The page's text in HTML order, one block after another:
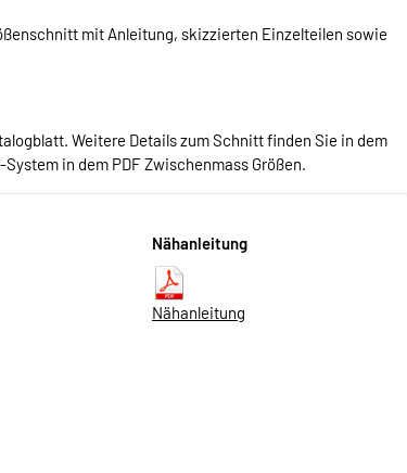
mit Anleitung, skizzierten Einzelteilen sowie
Weitere Details zum Schnitt finden Sie in dem
in dem PDF Zwischenmass Größen.
Nähanleitung
Nähanleitung